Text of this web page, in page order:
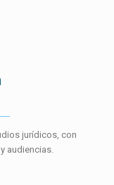
jurídicos, con
audiencias.